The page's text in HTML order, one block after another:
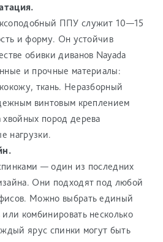
ППУ служит 10—15
и форму. Он устойчив
обивки диванов Nayada
и прочные материалы:
ткань. Неразборный
винтовым креплением
пород дерева
нагрузки.
— один из последних
Они подходят под любой
Можно выбрать единый
комбинировать несколько
ярус спинки могут быть